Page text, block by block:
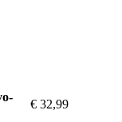
€ 32,99